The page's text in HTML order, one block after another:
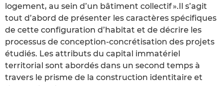
logement, au sein d’un bâtiment collectif ».Il s’agit
tout d’abord de présenter les caractères spécifiques
de cette configuration d’habitat et de décrire les
processus de conception-concrétisation des projets
étudiés. Les attributs du capital immatériel
territorial sont abordés dans un second temps à
travers le prisme de la construction identitaire et